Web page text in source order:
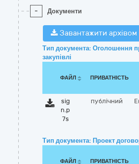
- Документи
Завантажити архівом
Тип документа: Оголошення
закупівлі
ФАЙЛ ПРИВАТНІСТЬ
sig
n.p
7s
публічний
Тип документа: Проект
ФАЙЛ ПРИВАТНІСТЬ